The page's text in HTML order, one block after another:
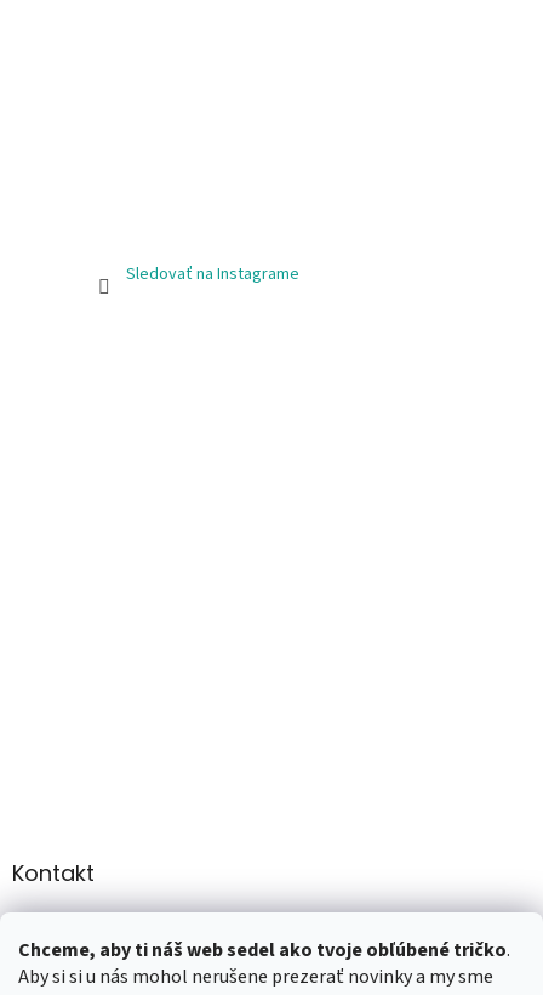
Chceme, aby ti náš web sedel ako tvoje obľúbené tričko.
Aby si si u nás mohol nerušene prezerať novinky a my sme
Sledovať na Instagrame
Kontakt
+421 907947783